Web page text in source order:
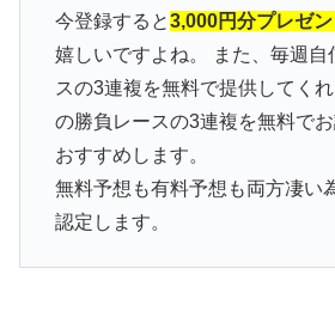
今登録すると3,000円分プレゼン
嬉しいですよね。 また、毎週自
スの3連複を無料で提供してく
の勝負レースの3連複を無料で
おすすめします。
無料予想も有料予想も両方凄い
認定します。